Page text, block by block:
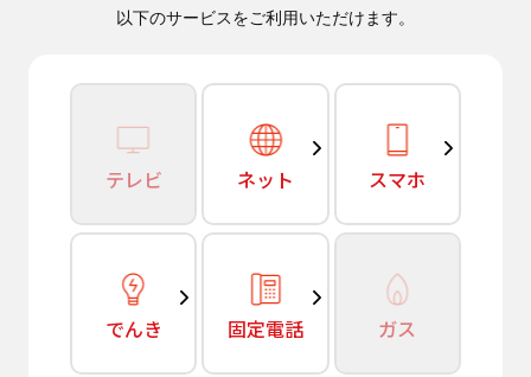
以下のサービスをご利用いただけます。
テレビ ネット スマホ
でんき 固定電話 ガス